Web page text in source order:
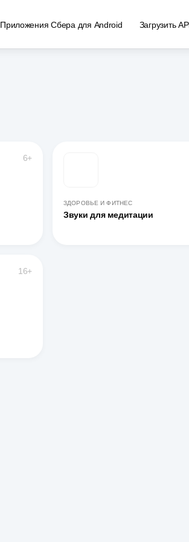
Приложения Сбера для Android Загрузить
6+
ЗДОРОВЬЕ И ФИТНЕС
Звуки для медитации
16+